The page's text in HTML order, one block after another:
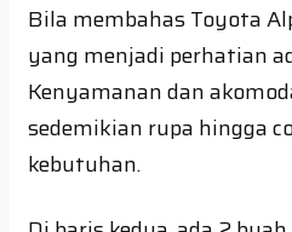
Bila membahas Toyota
yang menjadi perhatian
Kenyamanan dan
sedemikian rupa hingga
kebutuhan.